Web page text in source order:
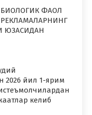
БИОЛОГИК ФАОЛ
ЮЗАСИДАН
2026 йил 1-ярим
келиб